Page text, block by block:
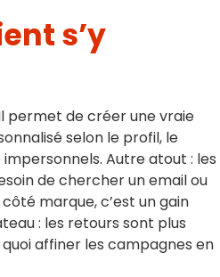
s’y
Il permet de créer une vraie
selon le profil, le
Autre atout : les
de chercher un email ou
marque, c’est un gain
: les retours sont plus
quoi affiner les campagnes en